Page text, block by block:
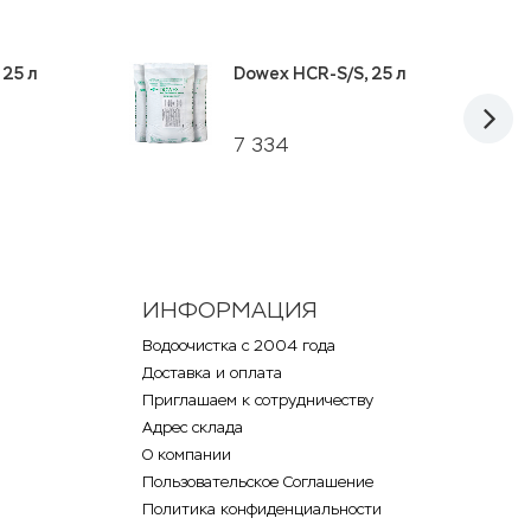
л
7 334
Dowex HCR-S/S, 25 л
ИНФОРМАЦИЯ
Водоочистка с 2004 года
Доставка и оплата
Приглашаем к сотрудничеству
Адрес склада
О компании
Пользовательское Соглашение
Политика конфиденциальности